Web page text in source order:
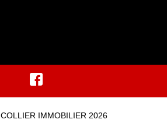
IMMOBILIER 2026